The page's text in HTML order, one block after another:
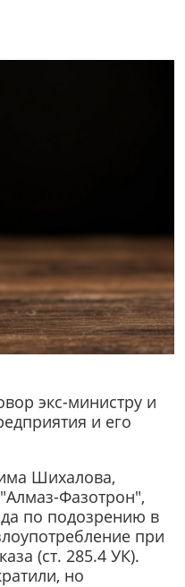
экс-министру и
и его
Шихалова,
Фазотрон",
по подозрению в
при
(ст. 285.4 УК).
но